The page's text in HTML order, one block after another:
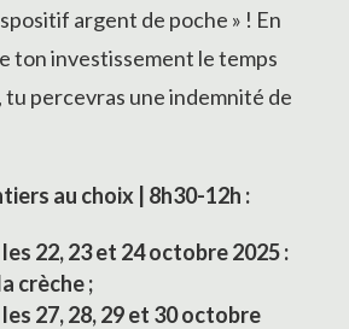
argent de poche » ! En
ton investissement le temps
tu percevras une indemnité de
au choix | 8h30-12h :
les 22, 23 et 24 octobre 2025 :
crèche ;
les 27, 28, 29 et 30 octobre